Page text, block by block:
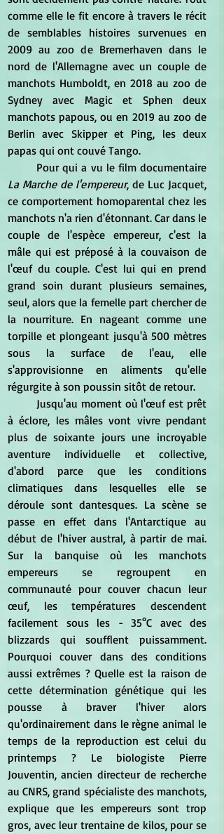
comme elle le fit encore à travers le récit
de semblables histoires survenues en
2009 au zoo de Bremerhaven dans le
nord de l'Allemagne avec un couple de
manchots Humboldt, en 2018 au zoo de
Sydney avec Magic et Sphen deux
manchots papous, ou en 2019 au zoo de
Berlin avec Skipper et Ping, les deux
papas qui ont couvé Tango.
La Marche de l'empereur, de Luc Jacquet,
ce comportement homoparental chez les
manchots n'a rien d'étonnant. Car dans le
couple de l'espèce empereur, c'est la
mâle qui est préposé à la couvaison de
l'œuf du couple. C'est lui qui en prend
grand soin durant plusieurs semaines,
seul, alors que la femelle part chercher de
la nourriture. En nageant comme une
torpille et plongeant jusqu'à 500 mètres
sous la surface de l'eau, elle
s'approvisionne en aliments qu'elle
régurgite à son poussin sitôt de retour.
à éclore, les mâles vont vivre pendant
plus de soixante jours une incroyable
aventure individuelle et collective,
d'abord parce que les conditions
climatiques dans lesquelles elle se
déroule sont dantesques. La scène se
passe en effet dans l'Antarctique au
début de l'hiver austral, à partir de mai.
Sur la banquise où les manchots
empereurs se regroupent en
communauté pour couver chacun leur
œuf, les températures descendent
facilement sous les - 35°C avec des
blizzards qui soufflent puissamment.
Pourquoi couver dans des conditions
aussi extrêmes ? Quelle est la raison de
cette détermination génétique qui les
pousse à braver l'hiver alors
qu'ordinairement dans le règne animal le
temps de la reproduction est celui du
printemps ? Le biologiste Pierre
Jouventin, ancien directeur de recherche
au CNRS, grand spécialiste des manchots,
explique que les empereurs sont trop
gros, avec leur trentaine de kilos, pour se